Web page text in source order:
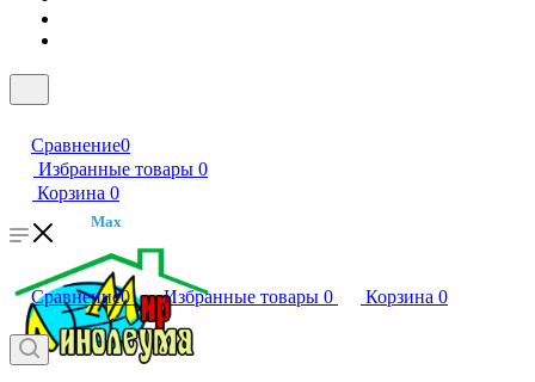
Сравнение0
Избранные товары 0
Корзина 0
Max
Сравнение0 Избранные товары 0 Корзина 0